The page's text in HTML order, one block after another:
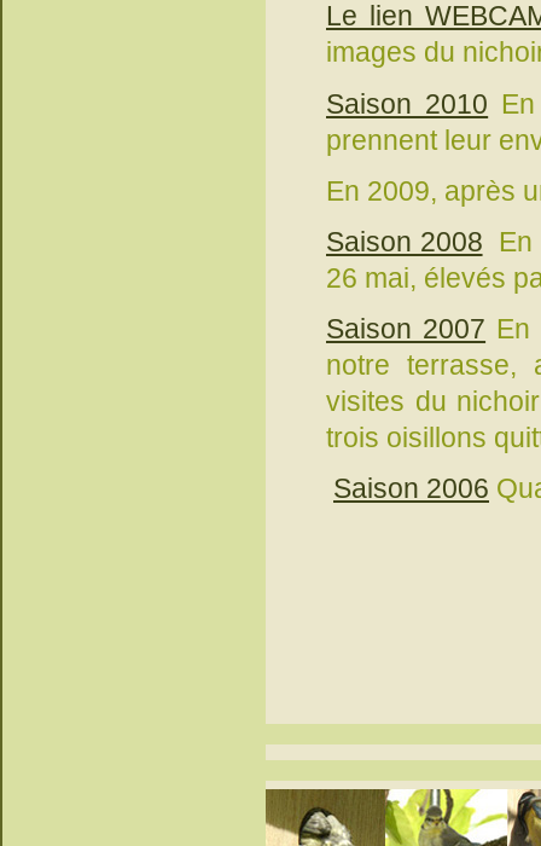
Le lien
images du
Saison 2010
prennent leur
En 2009, après
Saison 2008 En
26 mai, élevés
Saison 2007 En
notre terrasse,
visites du
trois oisillons
Saison 2006